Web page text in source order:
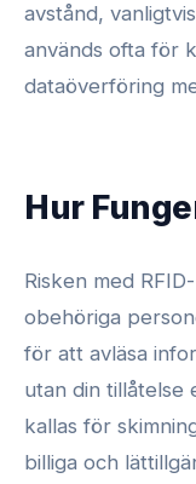
avstånd,
används ofta för
dataöverföring
Hur
Risken med
obehöriga
för att avläsa
utan din tillåtelse
kallas för
billiga och